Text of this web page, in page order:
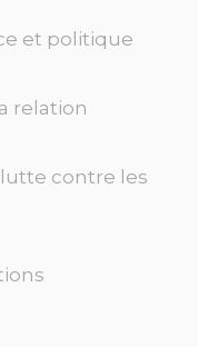
et politique
relation
contre les